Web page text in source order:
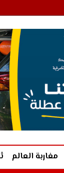
مغاربة العالم